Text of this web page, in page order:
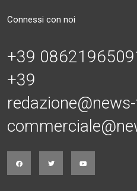
Connessi con noi
+39
+39